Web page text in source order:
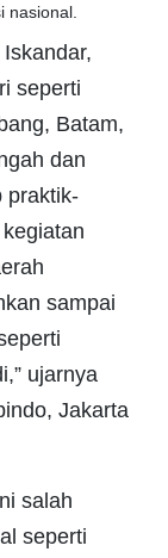
nasional.
seperti
Batam,
dan
praktik-
sampai
ujarnya
Jakarta
salah
seperti